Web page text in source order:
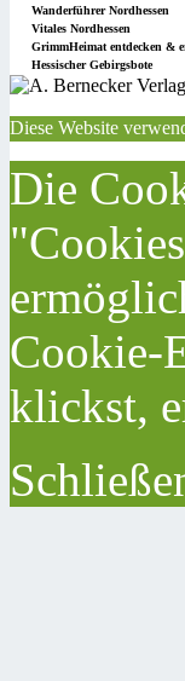
Wanderführer Nordhessen
Vitales Nordhessen
GrimmHeimat entdecken &
Hessischer Gebirgsbote
Diese Website
Die
Cookie-
klickst,